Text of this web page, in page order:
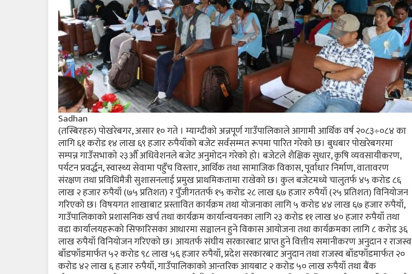
Sadhan
(तस्बिरहरु) पोखरेबगर, असार १० गते । म्याग्दीको अन्नपूर्ण गाउँपालिकाले आगामी आर्थिक वर्ष २०८३÷०८४ का
लागि ६१ करोड १४ लाख ६९ हजार रुपैयाँको बजेट सर्वसम्मत रूपमा पारित गरेको छ। बुधबार पोखरेबगरमा
सम्पन्न गाउँसभाको २३औँ अधिवेशनले बजेट अनुमोदन गरेको हो। बजेटले शैक्षिक सुधार, कृषि व्यवसायीकरण,
पर्यटन प्रवर्द्धन, स्वास्थ्य सेवामा पहुँच विस्तार, आर्थिक तथा सामाजिक विकास, पूर्वाधार निर्माण, वातावरण
संरक्षण तथा प्रविधिमैत्री सुशासनलाई प्रमुख प्राथमिकतामा राखेको छ। कुल बजेटमध्ये चालुतर्फ ४५ करोड ८६
लाख २ हजार रुपैयाँ (७५ प्रतिशत) र पुँजीगततर्फ १५ करोड २८ लाख ६७ हजार रुपैयाँ (२५ प्रतिशत) विनियोजन
गरिएको छ। विषयगत शाखाबाट प्रस्तावित कार्यक्रम तथा योजनाका लागि ५ करोड ४४ लाख ६७ हजार रुपैयाँ,
गाउँपालिकाको प्रशासनिक खर्च तथा कार्यक्रम कार्यान्वयनका लागि २३ करोड ११ लाख ४० हजार रुपैयाँ तथा
वडा कार्यालयहरूको सिफारिसका आधारमा सञ्चालन हुने विकास आयोजना तथा कार्यक्रमका लागि ८ करोड ३६
लाख रुपैयाँ विनियोजन गरिएको छ। आयतर्फ संघीय सरकारबाट प्राप्त हुने वित्तीय समानीकरण अनुदान र राजस्व
बाँडफाँडमार्फत ५२ करोड ९८ लाख ५६ हजार रुपैयाँ, प्रदेश सरकारबाट अनुदान तथा राजस्व बाँडफाँडमार्फत २०
करोड ४२ लाख ६ हजार रुपैयाँ, गाउँपालिकाको आन्तरिक आयबाट २ करोड ५० लाख रुपैयाँ तथा बैंक